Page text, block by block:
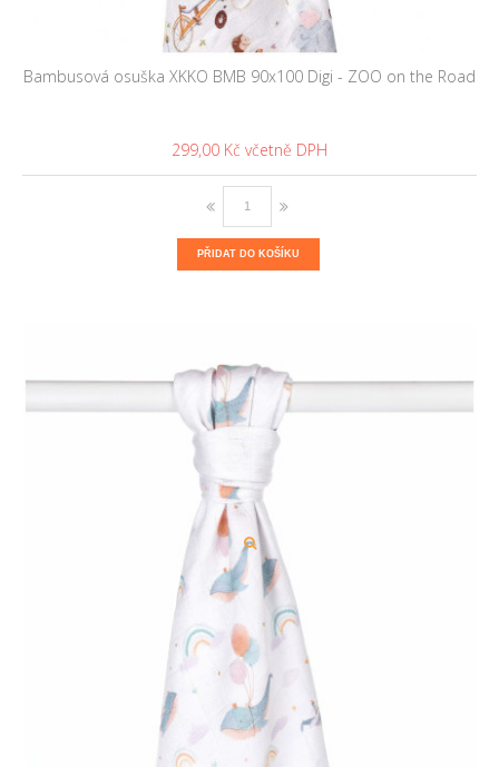
Bambusová osuška XKKO BMB 90x100 Digi - ZOO on the Road
299,00 Kč
PŘIDAT DO KOŠÍKU